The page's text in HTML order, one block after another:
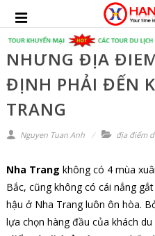
NHỮNG ĐỊA
ĐỊNH PHẢI ĐẾN
TRANG
Nguyen Tuan Anh địa điểm
Nha Trang không có 4 mùa
Bắc, cũng không có cái nắng
hậu ở Nha Trang luôn ôn hòa.
lựa chọn hàng đầu của khách